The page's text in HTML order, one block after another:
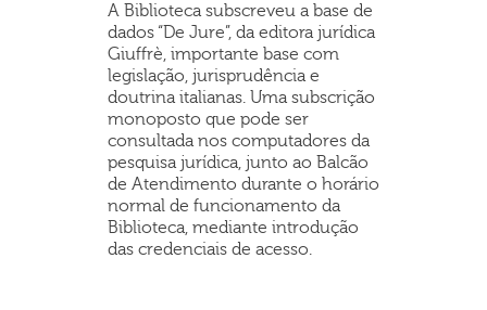
A Biblioteca subscreveu a base de
dados “De Jure”, da editora jurídica
Giuffrè, importante base com
legislação, jurisprudência e
doutrina italianas. Uma subscrição
monoposto que pode ser
consultada nos computadores da
pesquisa jurídica, junto ao Balcão
de Atendimento durante o horário
normal de funcionamento da
Biblioteca, mediante introdução
das credenciais de acesso.